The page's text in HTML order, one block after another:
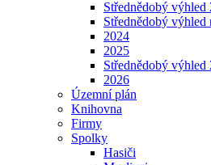
Střednědobý výhled
Střednědobý výhled
2024
2025
Střednědobý výhled
2026
Územní plán
Knihovna
Firmy
Spolky
Hasiči